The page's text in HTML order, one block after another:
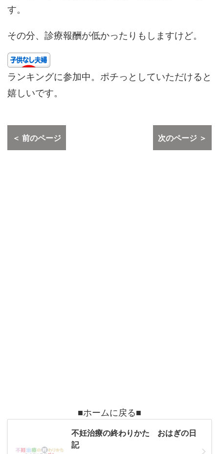
す。
その分、診療報酬が低かったりもしますけど。
ランキングに参加中。ポチっとしていただけると
嬉しいです。
＜ 前のページ 次のページ ＞
■ホームに戻る■
不妊治療の終わりかた おはぎの日
記